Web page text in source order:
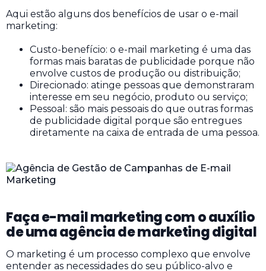
Aqui estão alguns dos benefícios de usar o e-mail
marketing:
Custo-benefício: o e-mail marketing é uma das
formas mais baratas de publicidade porque não
envolve custos de produção ou distribuição;
Direcionado: atinge pessoas que demonstraram
interesse em seu negócio, produto ou serviço;
Pessoal: são mais pessoais do que outras formas
de publicidade digital porque são entregues
diretamente na caixa de entrada de uma pessoa.
Faça e-mail marketing com o auxílio
de uma agência de marketing digital
O marketing é um processo complexo que envolve
entender as necessidades do seu público-alvo e